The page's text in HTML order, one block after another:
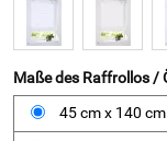
Maße des Raffrollos /
45 cm x 140 cm